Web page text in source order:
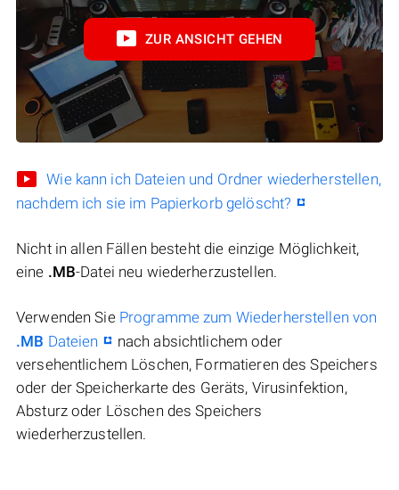
ZUR ANSICHT GEHEN
Wie kann ich Dateien und Ordner wiederherstellen,
nachdem ich sie im Papierkorb gelöscht?
Nicht in allen Fällen besteht die einzige Möglichkeit,
eine .MB-Datei neu wiederherzustellen.
Verwenden Sie Programme zum Wiederherstellen von
.MB Dateien
nach absichtlichem oder
versehentlichem Löschen, Formatieren des Speichers
oder der Speicherkarte des Geräts, Virusinfektion,
Absturz oder Löschen des Speichers
wiederherzustellen.